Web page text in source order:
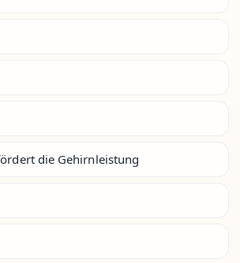
die Gehirnleistung